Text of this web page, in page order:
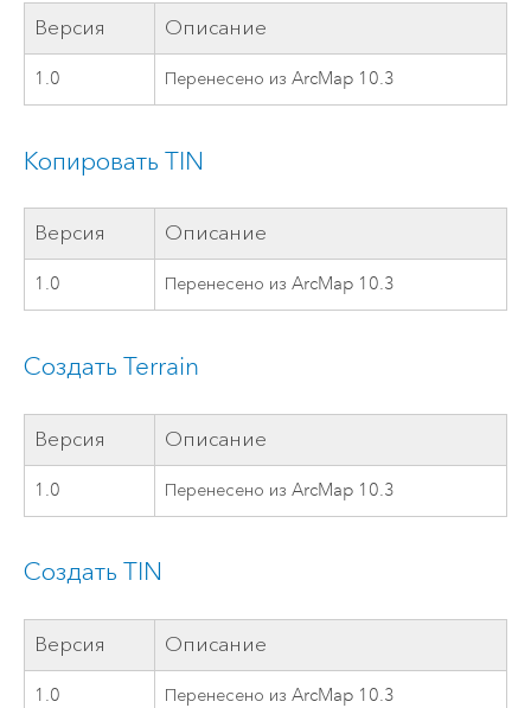
Версия Описание
1.0 Перенесено из ArcMap 10.3
Копировать TIN
Версия Описание
1.0 Перенесено из ArcMap 10.3
Создать Terrain
Версия Описание
1.0 Перенесено из ArcMap 10.3
Создать TIN
Версия Описание
1.0 Перенесено из ArcMap 10.3